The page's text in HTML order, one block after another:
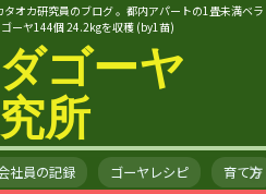
オカ研究員のブログ 。都内アパートの1畳未満ベラ
ーヤ144個 24.2kgを収穫 (by1苗)
ゴーヤ
所
社員の記録 ゴーヤレシピ 育て方